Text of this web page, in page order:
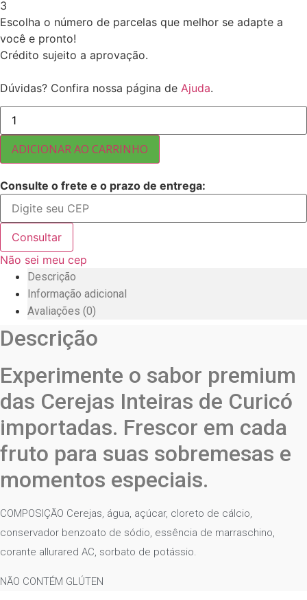
3
Escolha o número de parcelas que melhor se adapte a
você e pronto!
Crédito sujeito a aprovação.
Dúvidas? Confira nossa página de Ajuda.
CEREJA
CURICÓ
INTEIRA
COM
TALO
(6
)
IMPORTADA
9,9
KG
quantidade
ADICIONAR AO CARRINHO
Consulte o frete e o prazo de entrega:
Consultar
Não sei meu cep
Descrição
Informação adicional
Avaliações (0)
Descrição
Experimente o sabor premium
das Cerejas Inteiras de Curicó
importadas. Frescor em cada
fruto para suas sobremesas e
momentos especiais.
COMPOSIÇÃO Cerejas, água, açúcar, cloreto de cálcio,
conservador benzoato de sódio, essência de marraschino,
corante allurared AC, sorbato de potássio.
NÃO CONTÉM GLÚTEN